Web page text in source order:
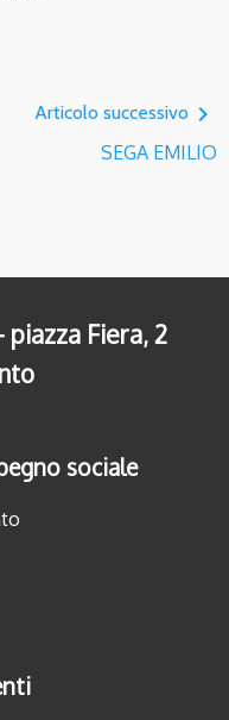
Articolo successivo navigate_next
SEGA EMILIO
Fiera, 2
sociale